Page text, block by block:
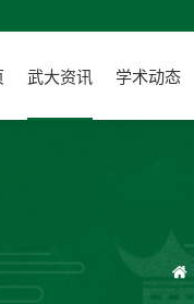
武大资讯 学术动态